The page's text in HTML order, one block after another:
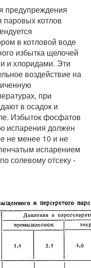
предупреждения
паровых котлов
в котловой воде
избытка щелочей
и хлоридами. Эти
воздействие на
при
в оса­док и
Избыток фосфатов
испарения должен
не менее 10 и не
испарением
солевому отсеку -